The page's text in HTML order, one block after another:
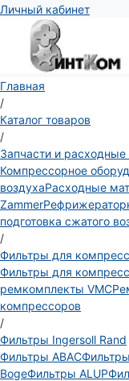
Личный кабинет
Главная
/
Каталог товаров
/
Запчасти и
Компрессорное
воздухаРасходные
Zammer
подготовка сжатого
/
Фильтры для
Фильтры для
ремкомплекты VMC
компрессоров
/
Фильтры Ingersoll Rand
Фильтры ABAC
BogeФильтры ALUP